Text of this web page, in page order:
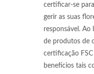
certificar-se
gerir as suas
responsável. Ao
de produtos de
certificação
benefícios tais